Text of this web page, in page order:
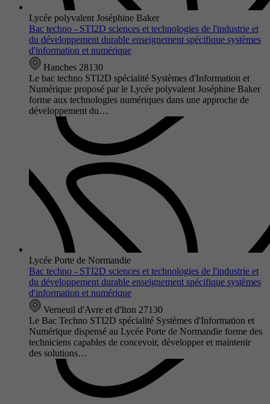
Lycée polyvalent Joséphine Baker
Bac techno - STI2D sciences et technologies de l'industrie et
du développement durable enseignement spécifique systèmes
d'information et numérique
Hanches 28130
Le bac techno STI2D spécialité Systèmes d'Information et
Numérique proposé par le Lycée polyvalent Joséphine Baker
forme aux technologies numériques dans une approche de
développement du…
Lycée Porte de Normandie
Bac techno - STI2D sciences et technologies de l'industrie et
du développement durable enseignement spécifique systèmes
d'information et numérique
Verneuil d'Avre et d'Iton 27130
Le Bac Techno STI2D spécialité Systèmes d'Information et
Numérique dispensé au Lycée Porte de Normandie forme des
techniciens capables de concevoir, développer et maintenir
des solutions…